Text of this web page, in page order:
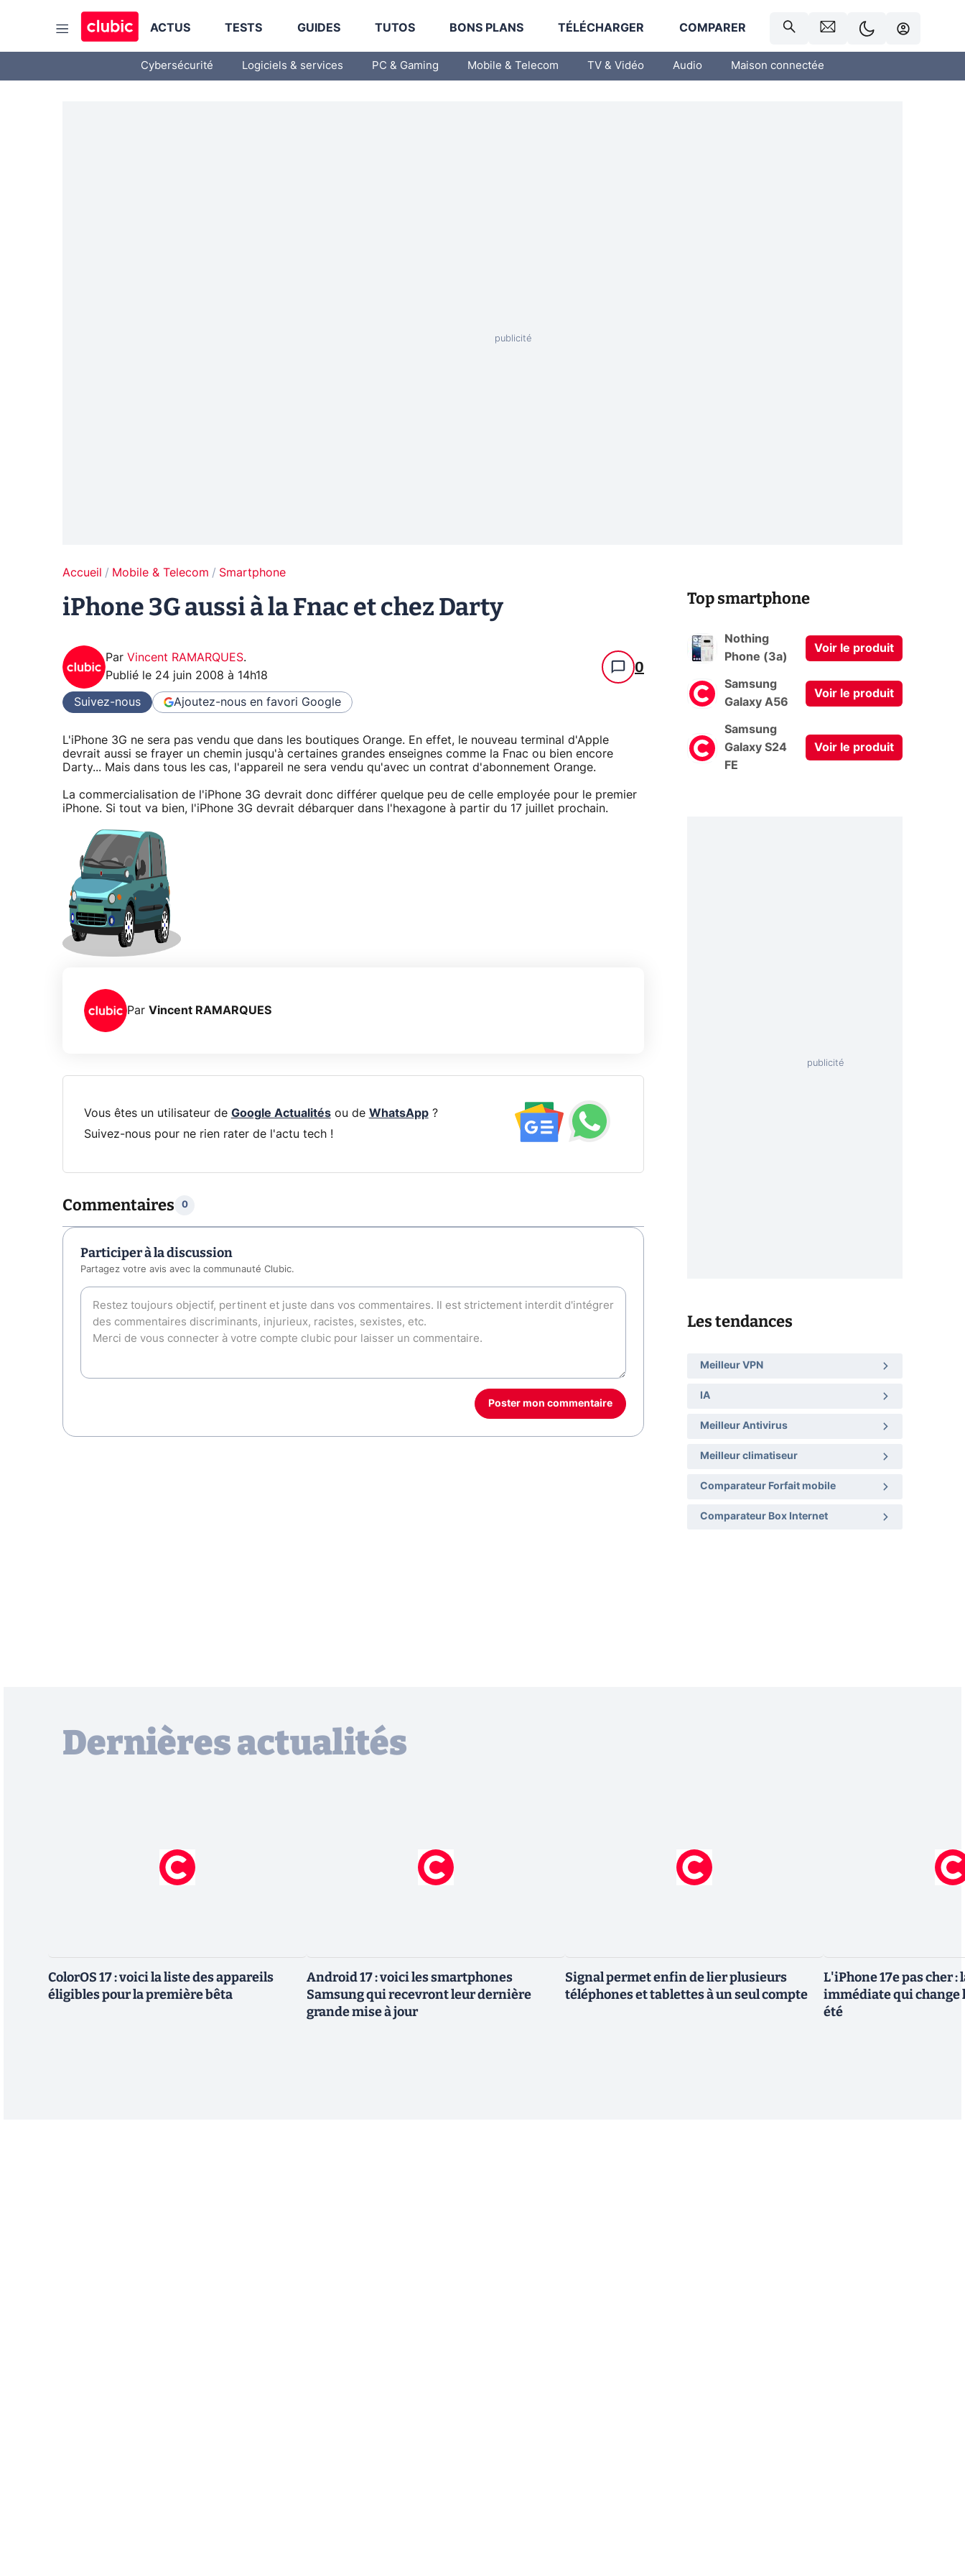
ACTUS TESTS GUIDES TUTOS BONS PLANS TÉLÉCHARGER COMPARER
Cybersécurité Logiciels & services PC & Gaming Mobile & Telecom TV & Vidéo Audio Maison connectée
Accueil Mobile & Telecom Smartphone
iPhone 3G aussi à la Fnac et chez Darty
Par Vincent RAMARQUES.
Publié le 24 juin 2008 à 14h18 0
Suivez-nous Ajoutez-nous en favori Google
L'iPhone 3G ne sera pas vendu que dans les boutiques Orange. En effet, le nouveau terminal d'Apple
devrait aussi se frayer un chemin jusqu'à certaines grandes enseignes comme la Fnac ou bien encore
Darty... Mais dans tous les cas, l'appareil ne sera vendu qu'avec un contrat d'abonnement Orange.
La commercialisation de l'iPhone 3G devrait donc différer quelque peu de celle employée pour le premier
iPhone. Si tout va bien, l'iPhone 3G devrait débarquer dans l'hexagone à partir du 17 juillet prochain.
Par Vincent RAMARQUES
Vous êtes un utilisateur de Google Actualitésou de WhatsApp?
Suivez-nous pour ne rien rater de l'actu tech !
Commentaires 0
Participer à la discussion
Partagez votre avis avec la communauté Clubic.
Poster mon commentaire
Top smartphone
Nothing
Phone (3a)
Voir le produit
Samsung
Galaxy A56
Voir le produit
Samsung
Galaxy S24
FE
Voir le produit
Les tendances
Meilleur VPN
IA
Meilleur Antivirus
Meilleur climatiseur
Comparateur Forfait mobile
Comparateur Box Internet
Dernières actualités
ColorOS 17 : voici la liste des appareils
éligibles pour la première bêta
Android 17 : voici les smartphones
Samsung qui recevront leur dernière
grande mise à jour
Signal permet enfin de lier plusieurs
téléphones et tablettes à un seul compte
L'iPhone 17e pas cher :
immédiate qui change
été